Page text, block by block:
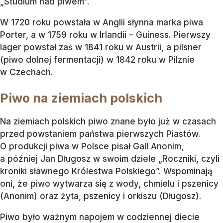
W 1720 roku powstała w Anglii słynna marka piwa
Porter, a w 1759 roku w Irlandii – Guiness. Pierwszy
lager powstał zaś w 1841 roku w Austrii, a pilsner
(piwo dolnej fermentacji) w 1842 roku w Pilznie
w Czechach.
Piwo na ziemiach polskich
Na ziemiach polskich piwo znane było już w czasach
przed powstaniem państwa pierwszych Piastów.
O produkcji piwa w Polsce pisał Gall Anonim,
a później Jan Długosz w swoim dziele „Roczniki, czyli
kroniki sławnego Królestwa Polskiego”. Wspominają
oni, że piwo wytwarza się z wody, chmielu i pszenicy
(Anonim) oraz żyta, pszenicy i orkiszu (Długosz).
Piwo było ważnym napojem w codziennej diecie